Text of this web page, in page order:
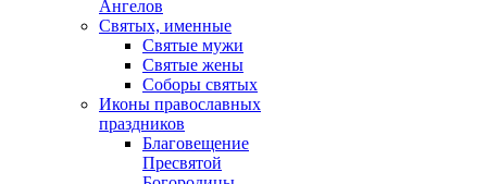
Ангелов
Святых, именные
Святые мужи
Святые жены
Соборы святых
Иконы православных
праздников
Благовещение
Пресвятой